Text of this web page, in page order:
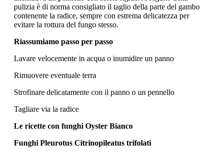
pulizia è di norma consigliato il taglio della parte del gambo
contenente la radice, sempre con estrema delicatezza per
evitare la rottura del fungo stesso.
Riassumiamo passo per passo
Lavare velocemente in acqua o inumidire un panno
Rimuovere eventuale terra
Strofinare delicatamente con il panno o un pennello
Tagliare via la radice
Le ricette con funghi Oyster Bianco
Funghi Pleurotus Citrinopileatus trifolati